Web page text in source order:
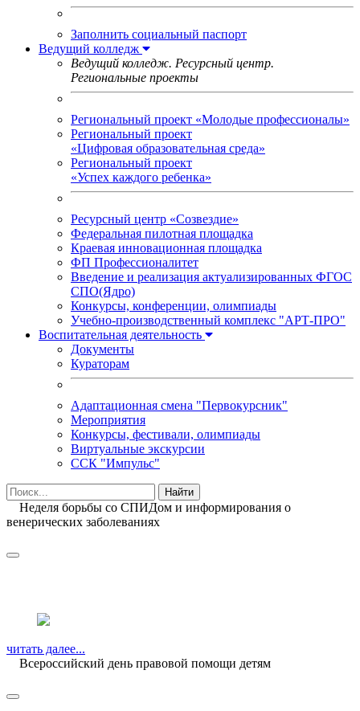
Заполнить социальный паспорт
Ведущий колледж
Ведущий колледж. Ресурсный центр.
Региональные проекты
Региональный проект «Молодые профессионалы»
Региональный проект
«Цифровая образовательная среда»
Региональный проект
«Успех каждого ребенка»
Ресурсный центр «Созвездие»
Федеральная пилотная площадка
Краевая инновационная площадка
ФП Профессионалитет
Введение и реализация актуализированных ФГОС
СПО(Ядро)
Конкурсы, конференции, олимпиады
Учебно-производственный комплекс "АРТ-ПРО"
Воспитательная деятельность
Документы
Кураторам
Адаптационная смена "Первокурсник"
Мероприятия
Конкурсы, фестивали, олимпиады
Виртуальные экскурсии
ССК "Импульс"
Неделя борьбы со СПИДом и информирования о
венерических заболеваниях
читать далее...
Всероссийский день правовой помощи детям